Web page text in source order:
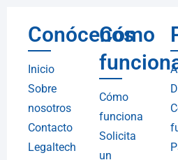
Conócenos
Inicio
Sobre
nosotros
Contacto
Legaltech
Cómo
Cómo
funciona
Solicita
un